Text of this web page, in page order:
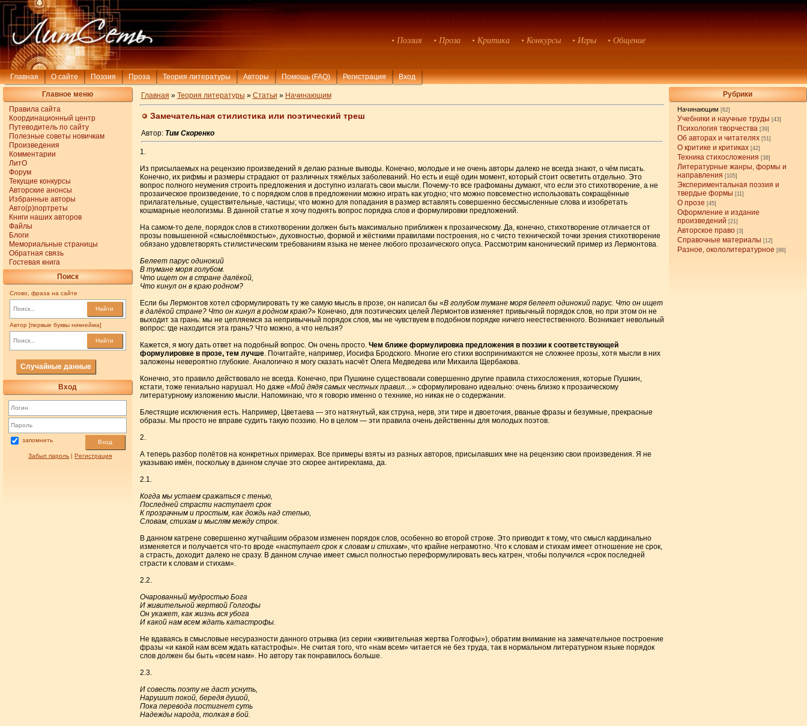
• Поэзия • Проза • Критика • Конкурсы • Игры • Общение
Главная О сайте Поэзия Проза Теория литературы Авторы Помощь (FAQ) Регистрация Вход
Главное меню
Правила сайта
Координационный центр
Путеводитель по сайту
Полезные советы новичкам
Произведения
Комментарии
ЛитО
Форум
Текущие конкурсы
Авторские анонсы
Избранные авторы
Авто(р)портреты
Книги наших авторов
Файлы
Блоги
Мемориальные страницы
Обратная связь
Гостевая книга
Поиск
Слово, фраза на сайте
Найти
Автор [первые буквы никнейма]
Найти
Случайные данные
Вход
запомнить Вход
Забыл пароль |Регистрация
Рубрики
Начинающим [62]
Учебники и научные труды [43]
Психология творчества [39]
Об авторах и читателях [51]
О критике и критиках [42]
Техника стихосложения [38]
Литературные жанры, формы и
направления [105]
Экспериментальная поэзия и
твердые формы [11]
О прозе [45]
Оформление и издание
произведений [21]
Авторское право [3]
Справочные материалы [12]
Разное, окололитературное [86]
Главная » Теория литературы » Статьи » Начинающим
Замечательная стилистика или поэтический треш
Автор: Тим Скоренко
1.
Из присылаемых на рецензию произведений я делаю разные выводы. Конечно, молодые и не очень авторы далеко не всегда знают, о чём писать.
Конечно, их рифмы и размеры страдают от различных тяжёлых заболеваний. Но есть и ещё один момент, который стоит осветить отдельно. Это
вопрос полного неумения строить предложения и доступно излагать свои мысли. Почему-то все графоманы думают, что если это стихотворение, а не
прозаическое произведение, то с порядком слов в предложении можно играть как угодно; что можно повсеместно использовать сокращённые
прилагательные, существительные, частицы; что можно для попадания в размер вставлять совершенно бессмысленные слова и изобретать
кошмарные неологизмы. В данной статье я хочу поднять вопрос порядка слов и формулировки предложений.
На самом-то деле, порядок слов в стихотворении должен быть максимально приближен к прозаическому. Да, конечно, стихотворение отличается от
прозы повышенной «смыслоёмкостью», духовностью, формой и жёсткими правилами построения, но с чисто технической точки зрения стихотворение
обязано удовлетворять стилистическим требованиям языка не менее любого прозаического опуса. Рассмотрим канонический пример из Лермонтова.
Белеет парус одинокий
В тумане моря голубом.
Что ищет он в стране далёкой,
Что кинул он в краю родном?
Если бы Лермонтов хотел сформулировать ту же самую мысль в прозе, он написал бы «В голубом тумане моря белеет одинокий парус. Что он ищет
в далёкой стране? Что он кинул в родном краю?» Конечно, для поэтических целей Лермонтов изменяет привычный порядок слов, но при этом он не
выходит за грань: мы не цепляемся за непривычный порядок слов, мы не чувствуем в подобном порядке ничего неестественного. Возникает невольный
вопрос: где находится эта грань? Что можно, а что нельзя?
Кажется, я могу дать ответ на подобный вопрос. Он очень просто. Чем ближе формулировка предложения в поэзии к соответствующей
формулировке в прозе, тем лучше. Почитайте, например, Иосифа Бродского. Многие его стихи воспринимаются не сложнее прозы, хотя мысли в них
заложены невероятно глубокие. Аналогично я могу сказать насчёт Олега Медведева или Михаила Щербакова.
Конечно, это правило действовало не всегда. Конечно, при Пушкине существовали совершенно другие правила стихосложения, которые Пушкин,
кстати, тоже гениально нарушал. Но даже «Мой дядя самых честных правил…» сформулировано идеально: очень близко к прозаическому
литературному изложению мысли. Напоминаю, что я говорю именно о технике, но никак не о содержании.
Блестящие исключения есть. Например, Цветаева — это натянутый, как струна, нерв, эти тире и двоеточия, рваные фразы и безумные, прекрасные
образы. Мы просто не вправе судить такую поэзию. Но в целом — эти правила очень действенны для молодых поэтов.
2.
А теперь разбор полётов на конкретных примерах. Все примеры взяты из разных авторов, присылавших мне на рецензию свои произведения. Я не
указываю имён, поскольку в данном случае это скорее антиреклама, да.
2.1.
Когда мы устаем сражаться с тенью,
Последней страсти наступает срок
К прозрачным и простым, как дождь над степью,
Словам, стихам и мыслям между строк.
В данном катрене совершенно жутчайшим образом изменен порядок слов, особенно во второй строке. Это приводит к тому, что смысл кардинально
изменяется и получается что-то вроде «наступает срок к словам и стихам», что крайне неграмотно. Что к словам и стихам имеет отношение не срок,
а страсть, доходит далеко не сразу. В данном случае имеет смысл полностью переформулировать весь катрен, чтобы получился «срок последней
страсти к словам и стихам».
2.2.
Очарованный мудростью Бога
И живительной жертвой Голгофы
Он укажет, как жизнь вся убога
И какой нам всем ждать катастрофы.
Не вдаваясь в смысловые несуразности данного отрывка (из серии «живительная жертва Голгофы»), обратим внимание на замечательное построение
фразы «и какой нам всем ждать катастрофы». Не считая того, что «нам всем» читается не без труда, так в нормальном литературном языке порядок
слов должен бы быть «всем нам». Но автору так понравилось больше.
2.3.
И совесть поэту не даст уснуть,
Нарушит покой, бередя душой,
Пока перевода постигнет суть
Надежды народа, толкая в бой.